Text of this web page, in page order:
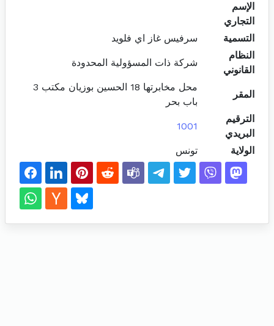
الإسم
التجاري
التسمية
سرفيس غاز اي فلويد
النظام
القانوني
شركة ذات المسؤولية المحدودة
المقر
محل مخابرتها 18 الحسين بوزيان مكتب 3
باب بحر
الترقيم
البريدي
1001
الولاية تونس